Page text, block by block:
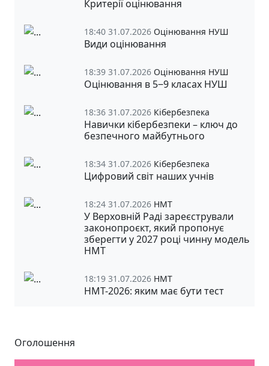
Критерії оцінювання
18:40 31.07.2026 Оцінювання НУШ
Види оцінювання
18:39 31.07.2026 Оцінювання НУШ
Оцінювання в 5‒9 класах НУШ
18:36 31.07.2026 Кібербезпека
Навички кібербезпеки – ключ до
безпечного майбутнього
18:34 31.07.2026 Кібербезпека
Цифровий світ наших учнів
18:24 31.07.2026 НМТ
У Верховній Раді зареєстрували
законопроєкт, який пропонує
зберегти у 2027 році чинну модель
НМТ
18:19 31.07.2026 НМТ
НМТ-2026: яким має бути тест
Оголошення